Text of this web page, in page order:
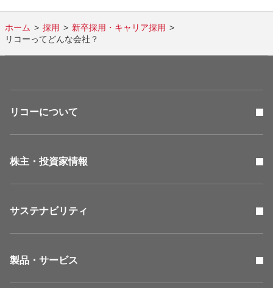
ホーム 採用
新卒採用・キャリア採用
リコーってどんな会社？
リコーについて
株主・投資家情報
サステナビリティ
製品・サービス